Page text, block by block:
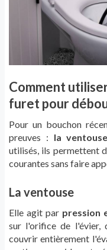
Comment
furet pour
Pour un bouchon
preuves : la
utilisés, ils permettent
courantes sans faire
La ventouse
Elle agit par pression
sur l'orifice de l'évier,
couvrir entièrement